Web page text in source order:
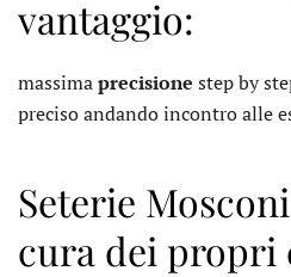
vantaggio:
massimaprecisione step by
preciso andando incontro alle
Seterie
cura dei propri